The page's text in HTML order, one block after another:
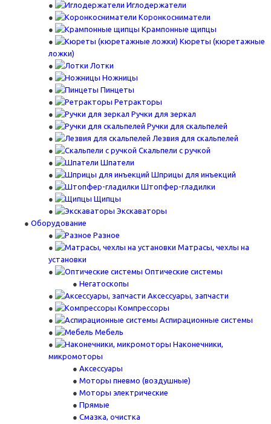
Иглодержатели
Коронкосниматели
Крампонные щипцы
Кюреты (кюретажные
ложки)
Лотки
Ножницы
Пинцеты
Ретракторы
Ручки для зеркал
Ручки для скальпелей
Лезвия для скальпелей
Скальпели с ручкой
Шпатели
Шприцы для инъекций
Штопфер-гладилки
Щипцы
Экскаваторы
Оборудование
Разное
Матрасы, чехлы на
установки
Оптические системы
Негатоскопы
Аксессуары, запчасти
Компрессоры
Аспирационные системы
Мебель
Наконечники,
микромоторы
Аксессуары
Моторы пневмо (воздушные)
Моторы электрические
Прямые
Смазка, очистка